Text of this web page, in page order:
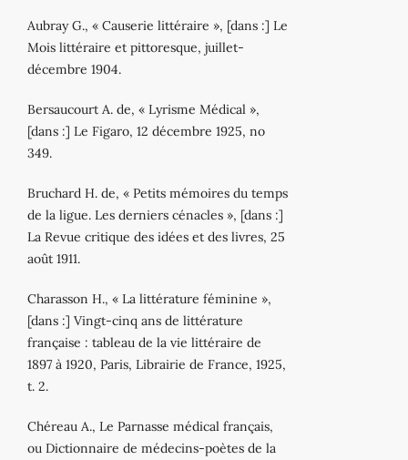
Aubray G., « Causerie littéraire », [dans :] Le
Mois littéraire et pittoresque, juillet‐
décembre 1904.
Bersaucourt A. de, « Lyrisme Médical »,
[dans :] Le Figaro, 12 décembre 1925, no
349.
Bruchard H. de, « Petits mémoires du temps
de la ligue. Les derniers cénacles », [dans :]
La Revue critique des idées et des livres, 25
août 1911.
Charasson H., « La littérature féminine »,
[dans :] Vingt‐cinq ans de littérature
française : tableau de la vie littéraire de
1897 à 1920, Paris, Librairie de France, 1925,
t. 2.
Chéreau A., Le Parnasse médical français,
ou Dictionnaire de médecins‐poètes de la